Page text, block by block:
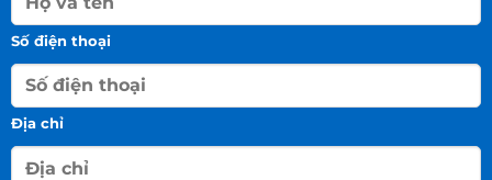
Số điện thoại
Địa chỉ